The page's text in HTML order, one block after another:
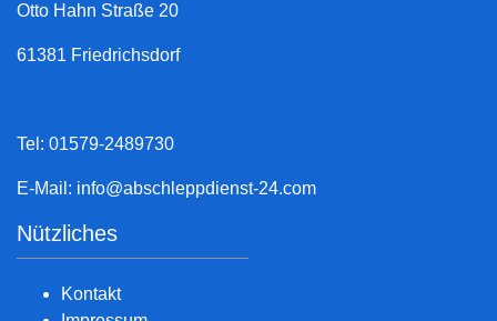
Otto Hahn Straße 20
61381 Friedrichsdorf
Tel: 01579-2489730
E-Mail: info@abschleppdienst-24.com
Nützliches
Kontakt